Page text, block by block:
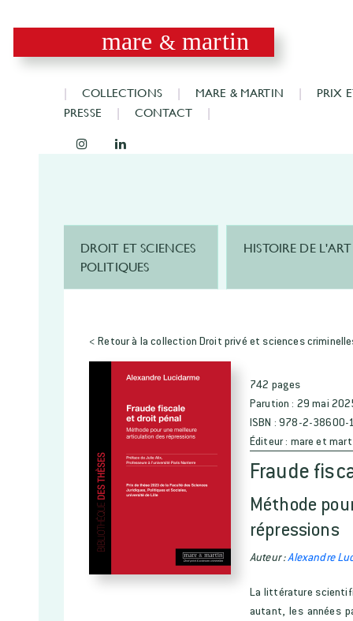
mare & martin
COLLECTIONS MARE & MARTIN
PRIX
PRESSE
CONTACT
DROIT ET SCIENCES
POLITIQUES
HISTOIRE DE L'ART
< Retour à la collection Droit privé et sciences
742 pages
Parution : 29 mai
ISBN : 978-2-38600-
Éditeur : mare et
Fraude
Méthode
répressions
Auteur :Alexandre
La littérature
autant, les années